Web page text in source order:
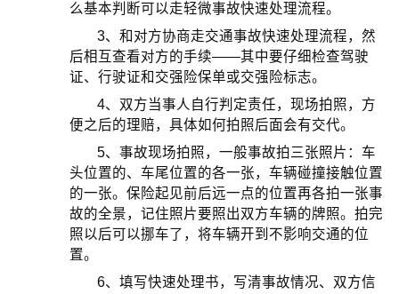
么基本判断可以走轻微事故快速处理流程。
3、和对方协商走交通事故快速处理流程，然
后相互查看对方的手续——其中要仔细检查驾驶
证、行驶证和交强险保单或交强险标志。
4、双方当事人自行判定责任，现场拍照，方
便之后的理赔，具体如何拍照后面会有交代。
5、事故现场拍照，一般事故拍三张照片：车
头位置的、车尾位置的各一张，车辆碰撞接触位置
的一张。保险起见前后远一点的位置再各拍一张事
故的全景，记住照片要照出双方车辆的牌照。拍完
照以后可以挪车了，将车辆开到不影响交通的位
置。
6、填写快速处理书，写清事故情况、双方信